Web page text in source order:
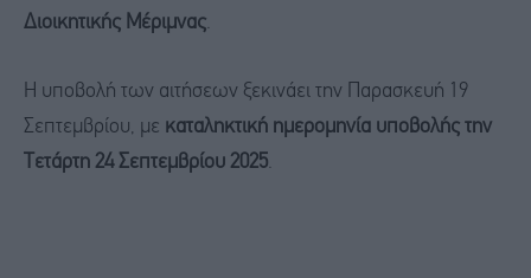
Διοικητικής Μέριμνας.
Η υποβολή των αιτήσεων ξεκινάει την Παρασκευή 19
Σεπτεμβρίου, με καταληκτική ημερομηνία υποβολής την
Τετάρτη 24 Σεπτεμβρίου 2025.